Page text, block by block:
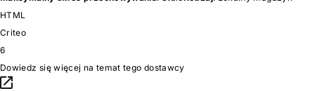
HTML
Criteo
6
Dowiedz się więcej na temat tego dostawcy